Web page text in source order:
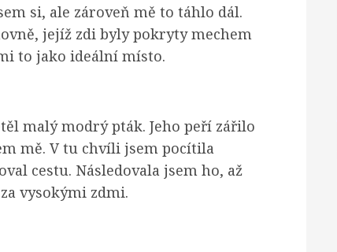
si, ale zároveň mě to táhlo dál.
jejíž zdi byly pokryty mechem
to jako ideální místo.
malý modrý pták. Jeho peří zářilo
mě. V tu chvíli jsem pocítila
cestu. Následovala jsem ho, až
vysokými zdmi.